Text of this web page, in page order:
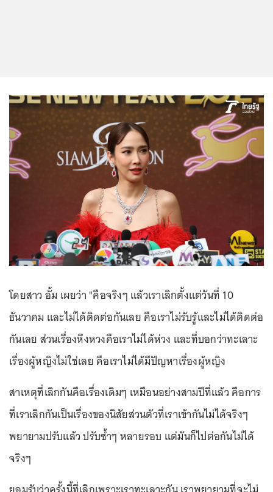
โดยสาว อั้ม เผยว่า "คือจริงๆ แล้วเราเลิกตั้งแต่วันที่ 10
ธันวาคม และไม่ได้ติดต่อกันเลย คือเราไม่รับรู้และไม่ได้ติดต่อ
กันเลย ส่วนเรื่องหึงหวงคือเราไม่ได้ห่วง และที่บอกว่าทะเลาะ
เรื่องผู้หญิงไม่ใช่เลย คือเราไม่ได้มีปัญหาเรื่องผู้หญิง
สาเหตุที่เลิกกันคือเรื่องเดิมๆ เหมือนอย่างสามปีที่แล้ว คือการ
ที่เราเลิกกันเป็นเรื่องของนิสัยส่วนตัวที่เราเข้ากันไม่ได้จริงๆ
พยายามปรับแล้ว ปรับซ้ำๆ หลายรอบ แต่มันก็ไปต่อกันไม่ได้
จริงๆ